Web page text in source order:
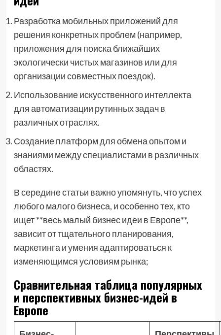
Разработка мобильных приложений для
решения конкретных проблем (например,
приложения для поиска ближайших
экологически чистых магазинов или для
организации совместных поездок).
Использование искусственного интеллекта
для автоматизации рутинных задач в
различных отраслях.
Создание платформ для обмена опытом и
знаниями между специалистами в различных
областях.
В середине статьи важно упомянуть, что успех
любого малого бизнеса, и особенно тех, кто
ищет **весь малый бизнес идеи в Европе**,
зависит от тщательного планирования,
маркетинга и умения адаптироваться к
изменяющимся условиям рынка;
Сравнительная таблица популярных
и перспективных бизнес-идей в
Европе